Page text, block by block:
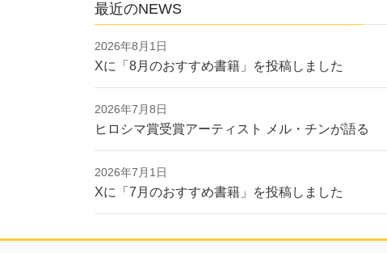
最近のNEWS
2026年8月1日
Xに「8月のおすすめ書籍」を投稿しました
2026年7月8日
ヒロシマ賞受賞アーティスト メル・チンが語る
2026年7月1日
Xに「7月のおすすめ書籍」を投稿しました